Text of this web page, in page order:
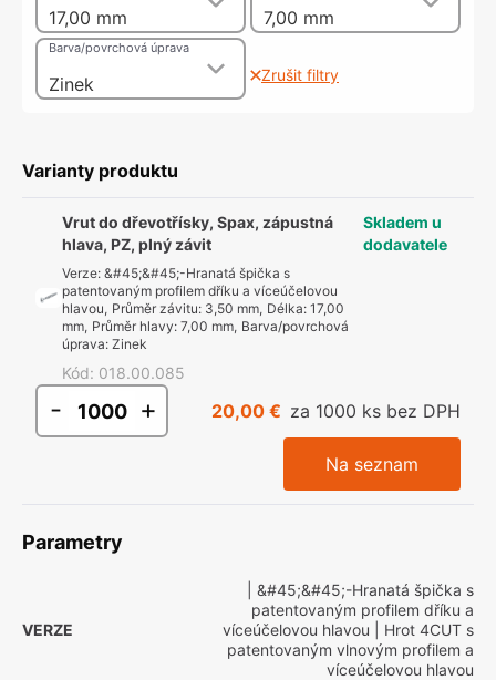
17,00 mm 7,00 mm
Zinek
Barva/povrchová úprava
Zrušit filtry
Varianty produktu
Vrut do dřevotřísky, Spax, zápustná
hlava, PZ, plný závit
Verze: &#45;&#45;-Hranatá špička s
patentovaným profilem dříku a víceúčelovou
hlavou, Průměr závitu: 3,50 mm, Délka: 17,00
mm, Průměr hlavy: 7,00 mm, Barva/povrchová
úprava: Zinek
Kód: 018.00.085
Skladem u
dodavatele
- + 20,00 € za 1000 ks bez DPH
Na seznam
Parametry
VERZE
| &#45;&#45;-Hranatá špička s
patentovaným profilem dříku a
víceúčelovou hlavou | Hrot 4CUT s
patentovaným vlnovým profilem a
víceúčelovou hlavou